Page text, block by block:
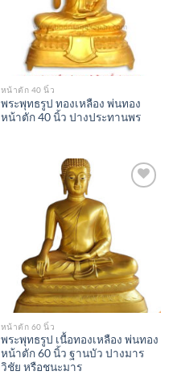
หน้าตัก 40 นิ้ว
พระพุทธรูป ทองเหลือง พ่นทอง
หน้าตัก 40 นิ้ว ปางประทานพร
หน้าตัก 60 นิ้ว
พระพุทธรูป เนื้อทองเหลือง พ่นทอง
หน้าตัก 60 นิ้ว ฐานบัว ปางมาร
วิชัย หรือชนะมาร